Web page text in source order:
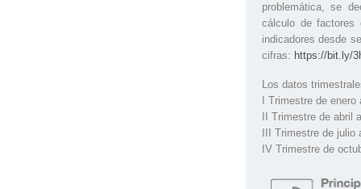
problemática, se
cálculo de factores
indicadores desde
cifras: https://bit.ly/
Los datos
I Trimestre de enero
II Trimestre de abril
III Trimestre de julio
IV Trimestre de